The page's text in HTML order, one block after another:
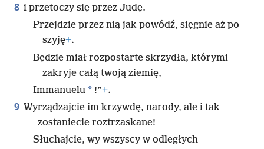
8 i przetoczy się przez Judę.
Przejdzie przez nią jak powódź, sięgnie aż po
szyję+.
Będzie miał rozpostarte skrzydła, którymi
zakryje całą twoją ziemię,
Immanuelu * !”+.
9 Wyrządzajcie im krzywdę, narody, ale i tak
zostaniecie roztrzaskane!
Słuchajcie, wy wszyscy w odległych